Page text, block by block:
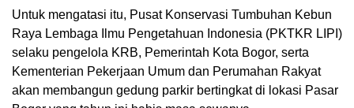
Untuk mengatasi itu, Pusat Konservasi Tumbuhan Kebun
Raya Lembaga Ilmu Pengetahuan Indonesia (PKTKR LIPI)
selaku pengelola KRB, Pemerintah Kota Bogor, serta
Kementerian Pekerjaan Umum dan Perumahan Rakyat
akan membangun gedung parkir bertingkat di lokasi Pasar